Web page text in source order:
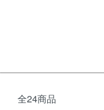
全24商品